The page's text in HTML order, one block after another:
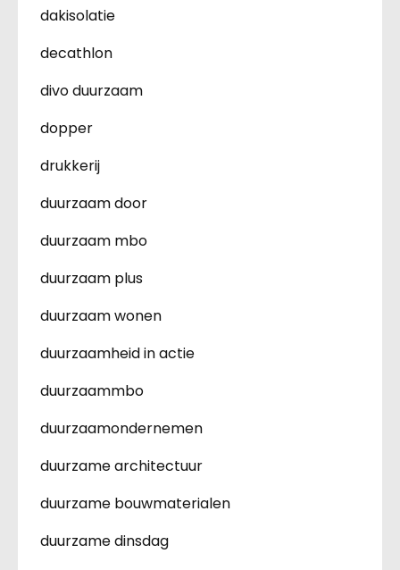
dakisolatie
decathlon
divo duurzaam
dopper
drukkerij
duurzaam door
duurzaam mbo
duurzaam plus
duurzaam wonen
duurzaamheid in actie
duurzaammbo
duurzaamondernemen
duurzame architectuur
duurzame bouwmaterialen
duurzame dinsdag